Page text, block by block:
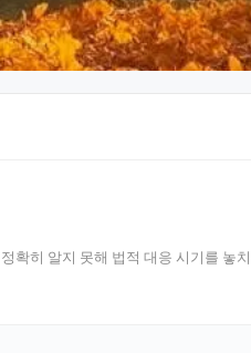
확히 알지 못해 법적 대응 시기를 놓